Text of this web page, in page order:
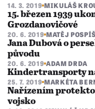
14. 3. 2019 MIKULÁŠ
15. březen 1939
Grozdanovičové
20. 6. 2019 MATĚJ
Jana Dubová o
původu
20. 6. 2019 ADAM DRDA
Kindertransporty
25. 7. 2019 MARKÉTA
Nařízením
vojsko